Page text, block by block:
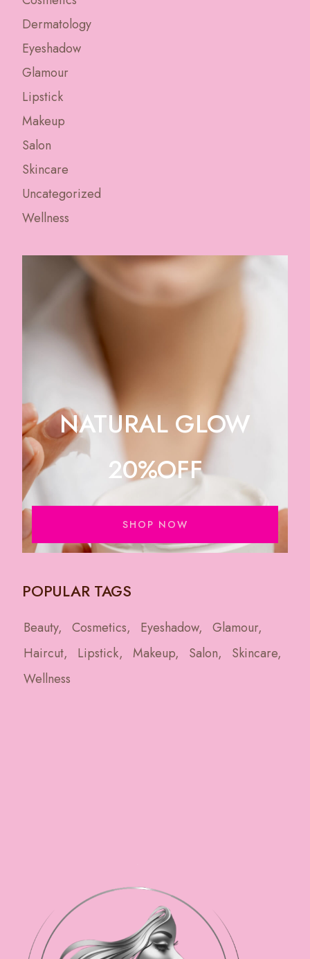
Dermatology
Eyeshadow
Glamour
Lipstick
Makeup
Salon
Skincare
Uncategorized
Wellness
NATURAL GLOW
20%OFF
SHOP NOW
POPULAR TAGS
Beauty Cosmetics Eyeshadow
Glamour
Haircut
Lipstick Makeup Salon
Skincare
Wellness